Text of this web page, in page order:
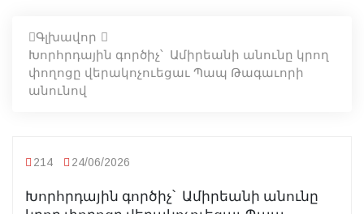
Գլխավոր
Խորհրդային գործիչ՝ Ամիրեանի անունը կրող
փողոցը վերակոչուեցաւ Պապ Թագաւորի
անունով
214 24/06/2026
Խորհրդային գործիչ՝ Ամիրեանի անունը